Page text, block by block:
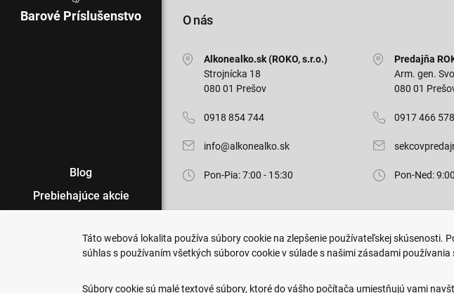
O nás
Alkonealko.sk (ROKO, s.r.o.)
Strojnícka 18
080 01 Prešov
0918 854 744
info@alkonealko.sk
Pon-Pia: 7:00 - 15:30
Predajňa
Arm. gen.
080 01
0917 466 578
Pon-Ned:
Copyright © 2011-2026 ROKO, s.r.o.
Web dizajn:
Barové Príslušenstvo
Blog
Prebiehajúce akcie
PredajneTáto webová lokalita používa súbory cookie na zlepšenie používateľskej skúsenosti.
súhlas s používaním všetkých súborov cookie v súlade s našimi zásadami používania
Súbory cookie sú malé textové súbory, ktoré do vášho počítača umiestňujú vami